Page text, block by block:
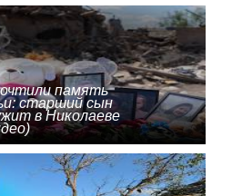
память
старший сын
в Николаеве